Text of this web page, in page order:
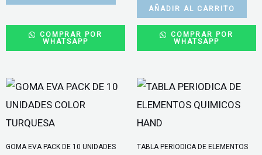
COMPRAR POR
WHATSAPP
AÑADIR AL CARRITO
COMPRAR POR
WHATSAPP
GOMA EVA PACK DE 10 UNIDADES
TABLA PERIODICA DE ELEMENTOS